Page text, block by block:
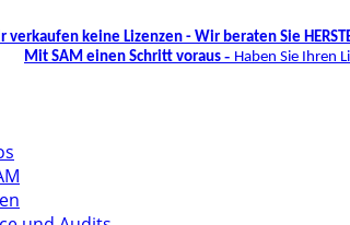
verkaufen keine Lizenzen - Wir beraten Sie
Mit SAM einen Schritt voraus - Haben Sie Ihren